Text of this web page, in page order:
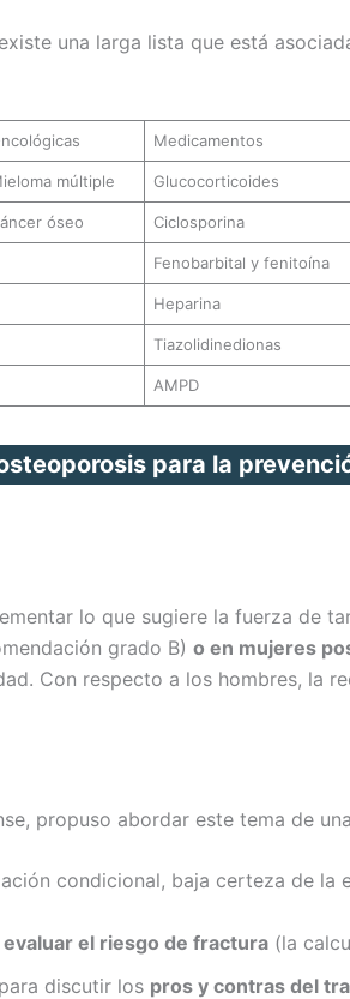
una larga lista que está
Medicamentos
múltiple Glucocorticoides
óseo Ciclosporina
Fenobarbital y fenitoína
Heparina
Tiazolidinedionas
AMPD
para la
lo que sugiere la fuerza de
grado B) o en mujeres
Con respecto a los hombres, la
propuso abordar este tema de
condicional, baja certeza de la
el riesgo de fractura (la
para discutir los pros y contras del